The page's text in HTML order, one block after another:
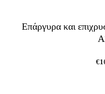
Επάργυρα και
€